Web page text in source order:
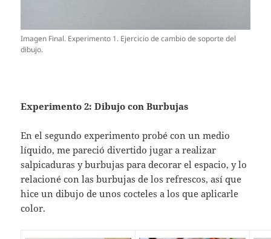
Imagen Final. Experimento 1. Ejercicio de cambio de soporte del
dibujo.
Experimento 2: Dibujo con Burbujas
En el segundo experimento probé con un medio
líquido, me pareció divertido jugar a realizar
salpicaduras y burbujas para decorar el espacio, y lo
relacioné con las burbujas de los refrescos, así que
hice un dibujo de unos cocteles a los que aplicarle
color.